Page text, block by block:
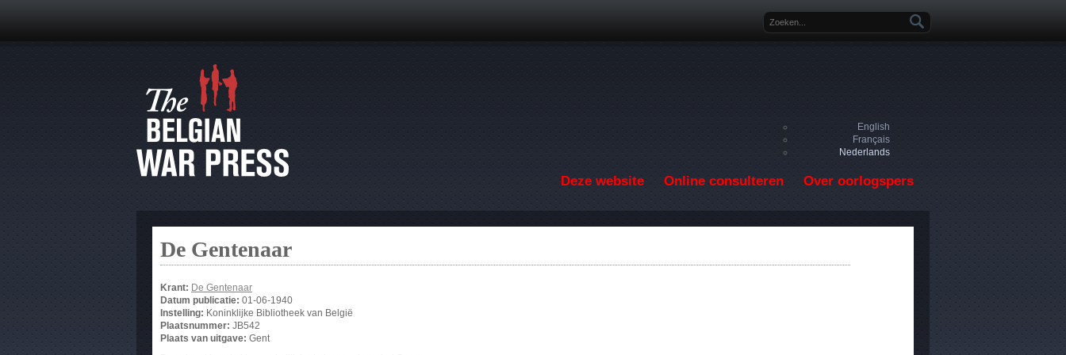
Zoekveld
English
Français
Nederlands
Deze website Online consulteren Over oorlogspers
De Gentenaar
Krant: De Gentenaar
Datum publicatie: 01-06-1940
Instelling: Koninklijke Bibliotheek van België
Plaatsnummer: JB542
Plaats van uitgave: Gent